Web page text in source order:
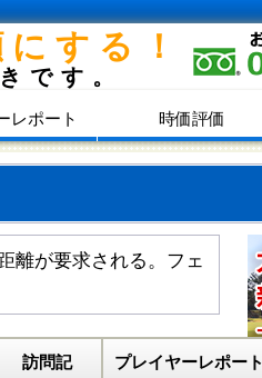
する！
です。
レポート 時価評価
離が要求される。フェ
訪問記 プレイヤーレポート